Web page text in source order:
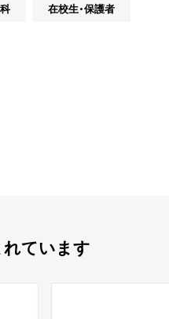
在校生・保護者
ています